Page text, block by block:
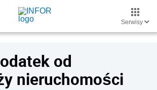
Serwisy
od
nieruchomości